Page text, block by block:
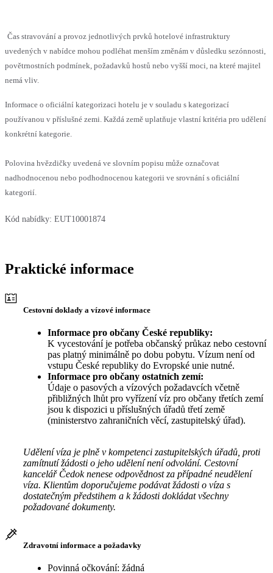
Čas stravování a provoz jednotlivých prvků hotelové infrastruktury
uvedených v nabídce mohou podléhat menším změnám v důsledku sezónnosti,
povětrnostních podmínek, požadavků hostů nebo vyšší moci, na které majitel
nemá vliv.
Informace o oficiální kategorizaci hotelu je v souladu s kategorizací
používanou v příslušné zemi. Každá země uplatňuje vlastní kritéria pro udělení
konkrétní kategorie.
Polovina hvězdičky uvedená ve slovním popisu může označovat
nadhodnocenou nebo podhodnocenou kategorii ve srovnání s oficiální
kategorií.
Kód nabídky: EUT10001874
Praktické informace
Cestovní doklady a vízové informace
Informace pro občany České republiky:
K vycestování je potřeba občanský průkaz nebo cestovní
pas platný minimálně po dobu pobytu. Vízum není od
vstupu České republiky do Evropské unie nutné.
Informace pro občany ostatních zemí:
Údaje o pasových a vízových požadavcích včetně
přibližných lhůt pro vyřízení víz pro občany třetích zemí
jsou k dispozici u příslušných úřadů třetí země
(ministerstvo zahraničních věcí, zastupitelský úřad).
Udělení víza je plně v kompetenci zastupitelských úřadů, proti
zamítnutí žádosti o jeho udělení není odvolání. Cestovní
kancelář Čedok nenese odpovědnost za případné neudělení
víza. Klientům doporučujeme podávat žádosti o víza s
dostatečným předstihem a k žádosti dokládat všechny
požadované dokumenty.
Zdravotní informace a požadavky
Povinná očkování: žádná